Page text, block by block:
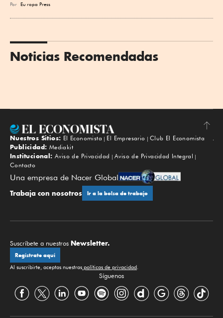
Por Eu ropa Press
Noticias Recomendadas
Subir
Nuestros Sitios: El Economista El Empresario
Club El Economista
Publicidad: Mediakit
Institucional: Aviso de Privacidad
Aviso de Privacidad Integral
Contacto
Una empresa de Nacer Global
Trabaja con nosotros Ir a la bolsa de trabajo
Suscríbete a nuestros Newsletter.
Regístrate aquí
Al suscribirte, aceptas nuestras políticas de privacidad
Síguenos